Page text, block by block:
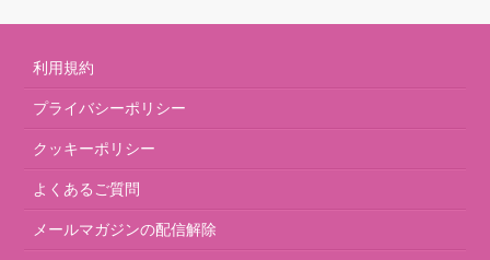
利用規約
プライバシーポリシー
クッキーポリシー
よくあるご質問
メールマガジンの配信解除